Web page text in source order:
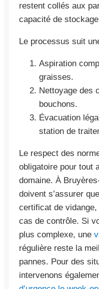
restent collés aux
capacité de
Le processus suit
Aspiration
graisses.
Nettoyage des
bouchons.
Évacuation
station de
Le respect des
obligatoire pour tout
domaine. À
doivent s’assurer
certificat de
cas de contrôle. Si
plus complexe, une
régulière reste la
pannes. Pour des
intervenons